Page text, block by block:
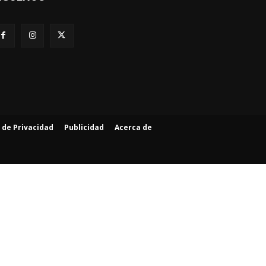
Privacidad Publicidad Acerca de